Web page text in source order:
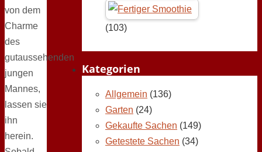
von dem
Charme
des
gutaussehenden
jungen
Mannes,
lassen sie
ihn
herein.
(103)
Kategorien
Allgemein (136)
Garten (24)
Gekaufte Sachen (149)
Getestete Sachen (34)